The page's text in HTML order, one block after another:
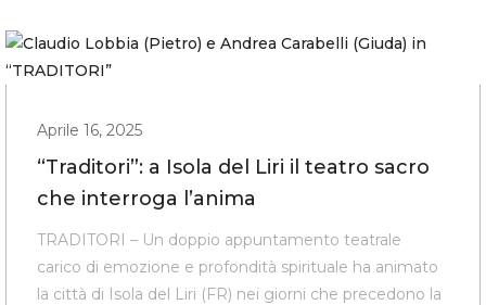
Aprile 16, 2025
“Traditori”: a Isola del Liri il teatro sacro
che interroga l’anima
TRADITORI – Un doppio appuntamento teatrale
carico di emozione e profondità spirituale ha animato
la città di Isola del Liri (FR) nei giorni che precedono la